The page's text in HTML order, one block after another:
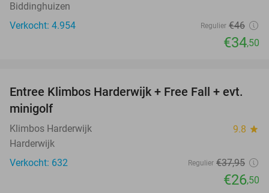
Biddinghuizen
Verkocht: 4.954
Regulier €46
€34,50
30%
Entree Klimbos Harderwijk + Free Fall + evt.
minigolf
Klimbos Harderwijk 9.8 star
Harderwijk
Verkocht: 632
Regulier €37,95
€26,50